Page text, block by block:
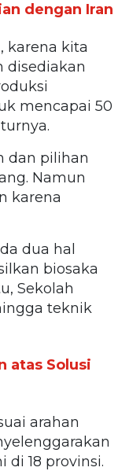
dengan Iran
karena kita
disediakan
mencapai 50
dan pilihan
Namun
karena
dua hal
biosaka
Sekolah
teknik
atas Solusi
arahan
di 18 provinsi.